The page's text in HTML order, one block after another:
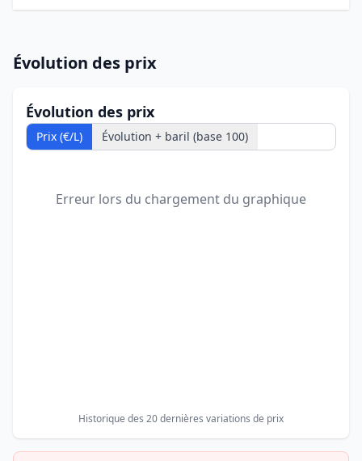
Évolution des prix
Évolution des prix
Prix (€/L) Évolution + baril (base 100)
Erreur lors du chargement du graphique
Historique des 20 dernières variations de prix